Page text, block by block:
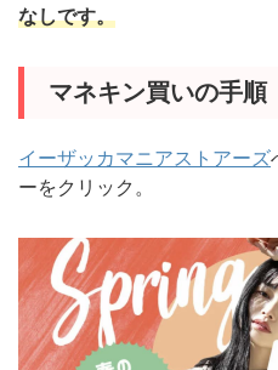
なしです。
マネキン買いの手順
イーザッカマニアストアーズ
ーをクリック。